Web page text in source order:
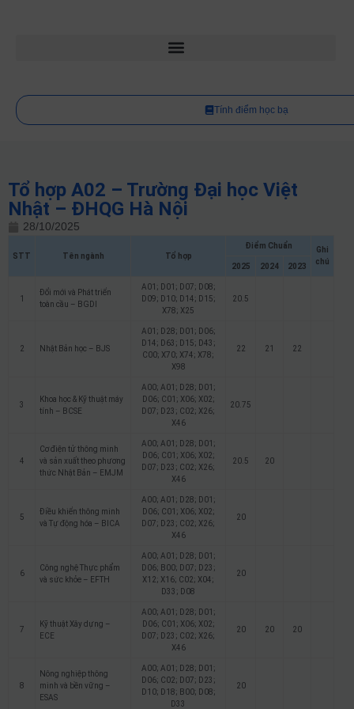
Tính điểm học bạ
Tổ hợp A02 – Trường Đại học Việt
Nhật – ĐHQG Hà Nội
28/10/2025
STT Tên ngành Tổ hợp
Điểm Chuẩn
Ghi
chú
2025 2024 2023
1
Đổi mới và Phát triển
toàn cầu – BGDI
A01; D01; D07; D08;
D09; D10; D14; D15;
X78; X25
20.5
2 Nhật Bản học – BJS
A01; D28; D01; D06;
D14; D63; D15; D43;
C00; X70; X74; X78;
X98
22 21 22
3
Khoa học & Kỹ thuật máy
tính – BCSE
A00; A01; D28; D01;
D06; C01; X06; X02;
D07; D23; C02; X26;
X46
20.75
4
Cơ điện tử thông minh
và sản xuất theo phương
thức Nhật Bản – EMJM
A00; A01; D28; D01;
D06; C01; X06; X02;
D07; D23; C02; X26;
X46
20.5 20
5
Điều khiển thông minh
và Tự động hóa – BICA
A00; A01; D28; D01;
D06; C01; X06; X02;
D07; D23; C02; X26;
X46
20
6
Công nghệ Thực phẩm
và sức khỏe – EFTH
A00; A01; D28; D01;
D06; B00; D07; D23;
X12; X16; C02; X04;
D33; D08
20
7
Kỹ thuật Xây dựng –
ECE
A00; A01; D28; D01;
D06; C01; X06; X02;
D07; D23; C02; X26;
X46
20 20 20
8
Nông nghiệp thông
minh và bền vững –
ESAS
A00; A01; D28; D01;
D06; C02; D07; D23;
D10; D18; B00; D08;
D33
20